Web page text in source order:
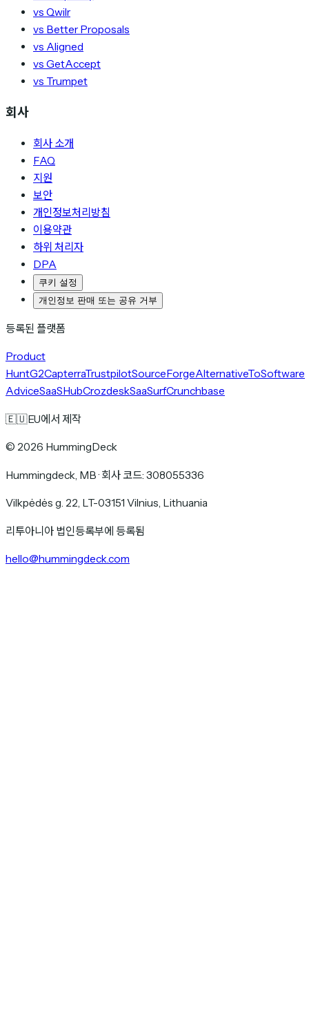
vs Qwilr
vs Better Proposals
vs Aligned
vs GetAccept
vs Trumpet
회사
회사 소개
FAQ
지원
보안
개인정보처리방침
이용약관
하위 처리자
DPA
쿠키 설정
개인정보 판매 또는 공유 거부
등록된 플랫폼
Product
HuntG2CapterraTrustpilotSourceForgeAlternativeToSoftware
AdviceSaaSHubCrozdeskSaaSurfCrunchbase
🇪🇺EU에서 제작
© 2026 HummingDeck
Hummingdeck, MB · 회사 코드: 308055336
Vilkpėdės g. 22, LT-03151 Vilnius, Lithuania
리투아니아 법인등록부에 등록됨
hello@hummingdeck.com